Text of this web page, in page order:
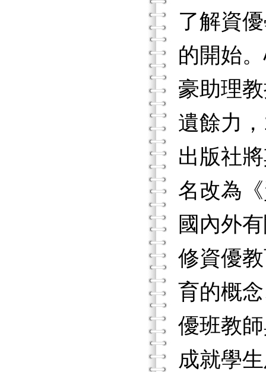
了解資
的開始
豪助理
遺餘力
出版社
名改為
國內外
修資優
育的概
優班教
成就學